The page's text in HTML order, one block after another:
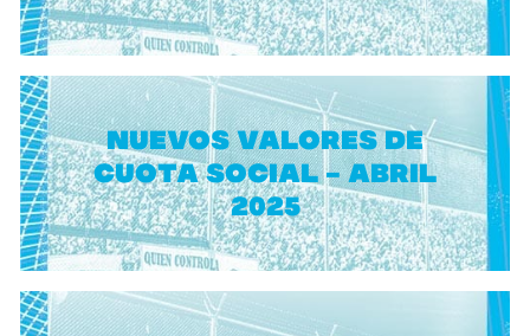
NUEVOS VALORES DE
CUOTA SOCIAL - ABRIL
2025